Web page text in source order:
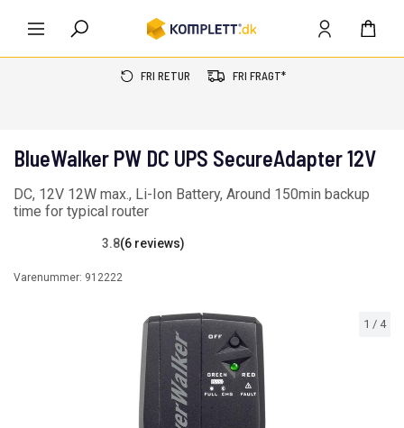
FRI RETUR FRI FRAGT*
1 / 4
BlueWalker PW DC UPS SecureAdapter 12V
DC, 12V 12W max., Li-Ion Battery, Around 150min backup
time for typical router
3.8(6 reviews)
Varenummer: 912222